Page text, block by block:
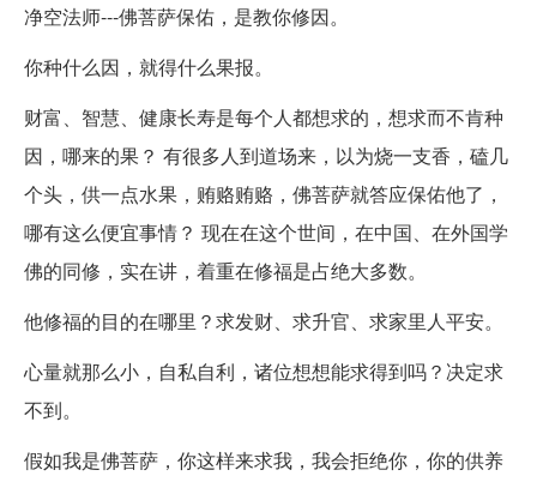
净空法师---佛菩萨保佑，是教你修因。
你种什么因，就得什么果报。
财富、智慧、健康长寿是每个人都想求的，想求而不肯种
因，哪来的果？ 有很多人到道场来，以为烧一支香，磕几
个头，供一点水果，贿赂贿赂，佛菩萨就答应保佑他了，
哪有这么便宜事情？ 现在在这个世间，在中国、在外国学
佛的同修，实在讲，着重在修福是占绝大多数。
他修福的目的在哪里？求发财、求升官、求家里人平安。
心量就那么小，自私自利，诸位想想能求得到吗？决定求
不到。
假如我是佛菩萨，你这样来求我，我会拒绝你，你的供养